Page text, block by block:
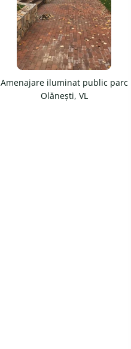
Amenajare iluminat public parc
Olănești, VL